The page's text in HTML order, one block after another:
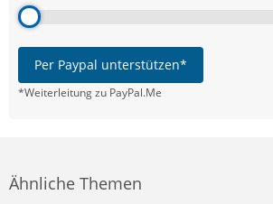
Per Paypal unterstützen*
*Weiterleitung zu PayPal.Me
Ähnliche Themen